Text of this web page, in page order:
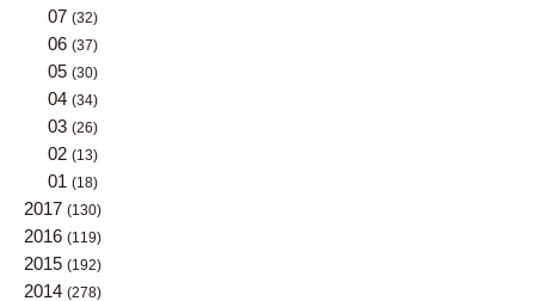
07 (32)
06 (37)
05 (30)
04 (34)
03 (26)
02 (13)
01 (18)
2017 (130)
2016 (119)
2015 (192)
2014 (278)